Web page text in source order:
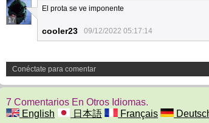
17
El prota se ve imponente
cooler23 09/12/2022 05:17:14
Conéctate para comentar
7 Comentarios En Otros Idiomas.
English
日本語 Français